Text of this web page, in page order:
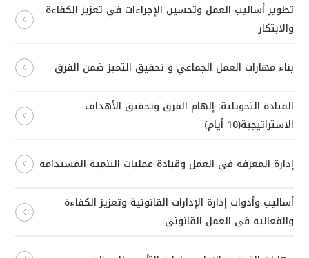
تطوير أساليب العمل وتحسين الإجراءات في تعزيز الكفاءة
والابتكار
بناء مهارات العمل الجماعي و تحقيق التميز ضمن الفرق
القيادة التحويلية: إلهام الفرق وتحقيق الأهداف
الاستراتيجية(10 أيام)
إدارة المعرفة في العمل وقيادة عمليات التنمية المستدامة
أساليب وأدوات إدارة الإدارات القانونية وتعزيز الكفاءة
والفعالية في العمل القانوني